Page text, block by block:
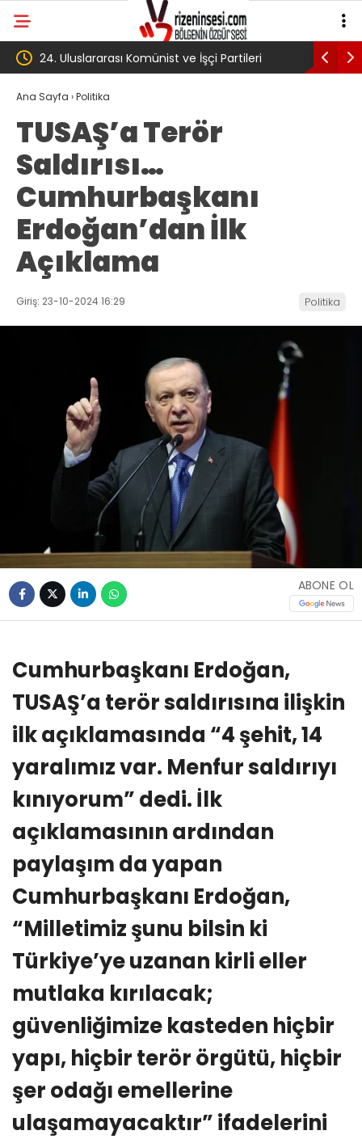
‘Çerçeve yasa’ kanun teklifi Adalet
Komisyonu’ndan geçti
Ana Sayfa ›Politika
TUSAŞ’a Terör
Saldırısı…
Cumhurbaşkanı
Erdoğan’dan İlk
Açıklama
Giriş: 23-10-2024 16:29 Politika
ABONE OL
Cumhurbaşkanı Erdoğan,
TUSAŞ’a terör saldırısına ilişkin
ilk açıklamasında “4 şehit, 14
yaralımız var. Menfur saldırıyı
kınıyorum” dedi. İlk
açıklamasının ardından
paylaşım da yapan
Cumhurbaşkanı Erdoğan,
“Milletimiz şunu bilsin ki
Türkiye’ye uzanan kirli eller
mutlaka kırılacak;
güvenliğimize kasteden hiçbir
yapı, hiçbir terör örgütü, hiçbir
şer odağı emellerine
ulaşamayacaktır” ifadelerini